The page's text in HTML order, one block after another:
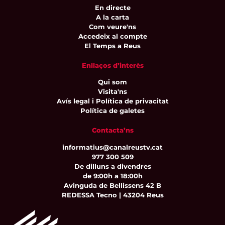
En directe
A la carta
Com veure'ns
Accedeix al compte
El Temps a Reus
Enllaços d’interès
Qui som
Visita'ns
Avís legal i Política de privacitat
Política de galetes
Contacta’ns
informatius@canalreustv.cat
977 300 509
De dilluns a divendres
de 9:00h a 18:00h
Avinguda de Bellissens 42 B
REDESSA Tecno | 43204 Reus